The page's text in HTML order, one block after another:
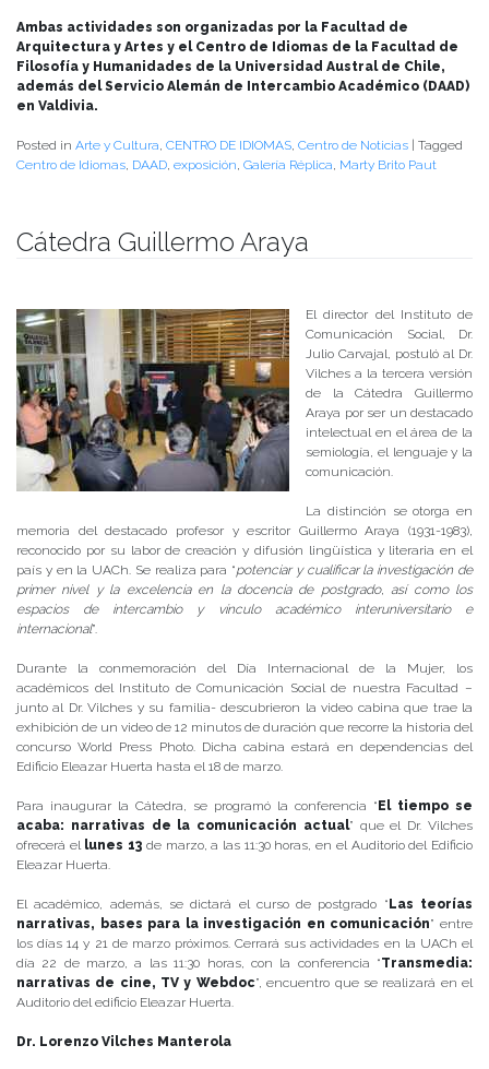
Ambas actividades son organizadas por la Facultad de
Arquitectura y Artes y el Centro de Idiomas de la Facultad de
Filosofía y Humanidades de la Universidad Austral de Chile,
además del Servicio Alemán de Intercambio Académico (DAAD)
en Valdivia.
Posted in Arte y Cultura, CENTRO DE IDIOMAS, Centro de Noticias
Tagged
Centro de Idiomas, DAAD, exposición, Galería Réplica, Marty Brito Paut
Cátedra Guillermo Araya
El director del Instituto de
Comunicación Social, Dr.
Julio Carvajal, postuló al Dr.
Vilches a la tercera versión
de la Cátedra Guillermo
Araya por ser un destacado
intelectual en el área de la
semiología, el lenguaje y la
comunicación.
La distinción se otorga en
memoria del destacado profesor y escritor Guillermo Araya (1931-1983),
reconocido por su labor de creación y difusión lingüística y literaria en el
país y en la UACh. Se realiza para “potenciar y cualificar la investigación de
primer nivel y la excelencia en la docencia de postgrado, así como los
espacios de intercambio y vínculo académico interuniversitario e
internacional”.
Durante la conmemoración del Día Internacional de la Mujer, los
académicos del Instituto de Comunicación Social de nuestra Facultad –
junto al Dr. Vilches y su familia- descubrieron la video cabina que trae la
exhibición de un video de 12 minutos de duración que recorre la historia del
concurso World Press Photo. Dicha cabina estará en dependencias del
Edificio Eleazar Huerta hasta el 18 de marzo.
Para inaugurar la Cátedra, se programó la conferencia “ El tiempo se
acaba: narrativas de la comunicación actual” que el Dr. Vilches
ofrecerá el lunes 13 de marzo, a las 11:30 horas, en el Auditorio del Edificio
Eleazar Huerta.
El académico, además, se dictará el curso de postgrado “ Las teorías
narrativas, bases para la investigación en comunicación” entre
los días 14 y 21 de marzo próximos. Cerrará sus actividades en la UACh el
día 22 de marzo, a las 11:30 horas, con la conferencia “Transmedia:
narrativas de cine, TV y Webdoc”, encuentro que se realizará en el
Auditorio del edificio Eleazar Huerta.
Dr. Lorenzo Vilches Manterola